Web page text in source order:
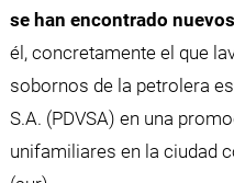
se han encontrado
él, concretamente el que
sobornos de la petrolera
S.A. (PDVSA) en una
unifamiliares en la ciudad